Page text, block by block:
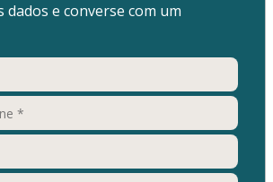
dados e converse com um